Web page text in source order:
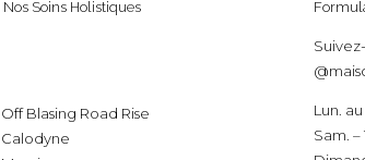
Nos Soins Holistiques
Off Blasing Road Rise
Calodyne
Lun.
Sam. –